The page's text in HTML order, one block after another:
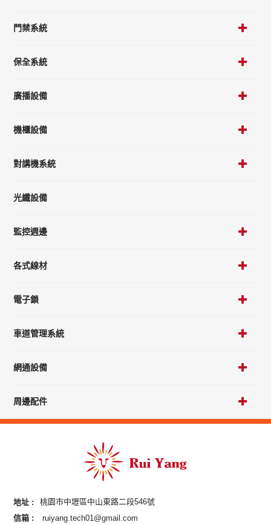
門禁系統
保全系統
廣播設備
機櫃設備
對講機系統
光纖設備
監控週邊
各式線材
電子鎖
車道管理系統
網通設備
周邊配件
地址 :
桃園市中壢區中山東路二段546號
信箱 :
ruiyang.tech01@gmail.com